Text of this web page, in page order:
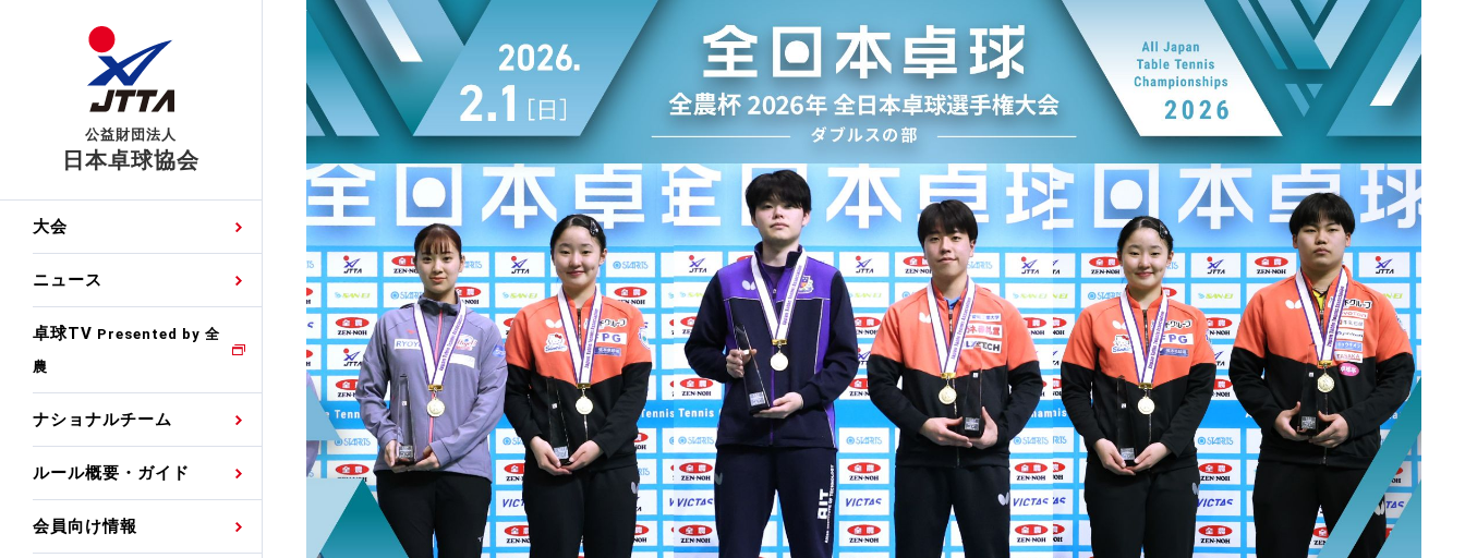
公益財団法人
日本卓球協会
大会 日程
公式記録
国内ランキング
公式大会優勝記録
ニュース
大会・試合
日本代表
特集
TV・メディア情報
お知らせ
プレスリリース
競技者(パスウェイ)・審判
卓球TV Presented by 全
農
ナショナルチーム
男子ナショナルチーム選
手・候補
女子ナショナルチーム選
手・候補
男子世界ランキング
女子世界ランキング
各種選考基準
強化スタッフ
ルール概要・ガイド
卓球の基本的なルール
競技規則
観戦ガイド
卓球用語集
スポーツ栄養カルタ
会員向け情報
協会会員登録
ゼッケンについて
競技者育成事業
審判
指導者
公認資格者名簿
公認品一覧
卓球協会のミッション
会長あいさつ
役員委員
沿革・組織図
取り組み・活動
関連団体代表委員など
規程・お見舞い制度
国際交流届申込みフォーム
国際大会自主参加申請
競技ウエア広告申請
競技ウエアチーム名申請
日本卓球ルールのお問い合
わせ
審判員ネームプレート制作
申込